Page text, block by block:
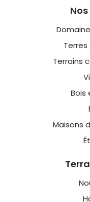
Terrains
Bois
Maisons